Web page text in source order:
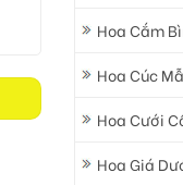
Hoa Cắm
Hoa Cúc
Hoa Cưới
Hoa Giá